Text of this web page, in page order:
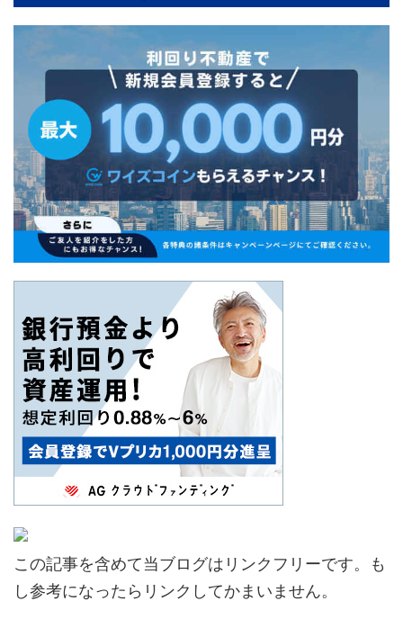
この記事を含めて当ブログはリンクフリーです。も
し参考になったらリンクしてかまいません。